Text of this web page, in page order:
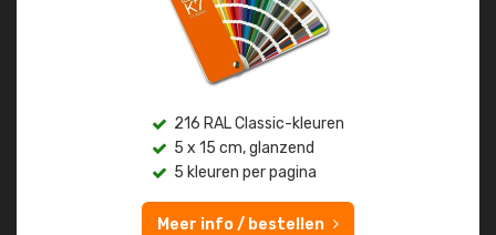
216 RAL Classic-kleuren
5 x 15 cm, glanzend
5 kleuren per pagina
Meer info / bestellen